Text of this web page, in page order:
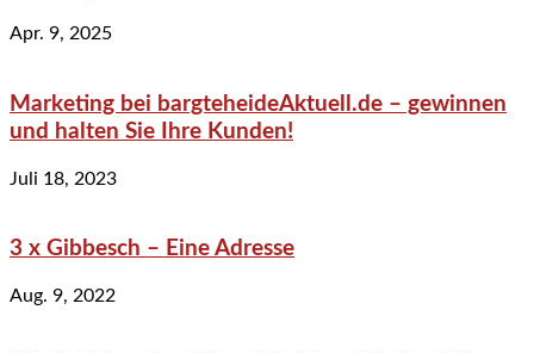
Apr. 9, 2025
Marketing bei bargteheideAktuell.de – gewinnen
und halten Sie Ihre Kunden!
Juli 18, 2023
3 x Gibbesch – Eine Adresse
Aug. 9, 2022